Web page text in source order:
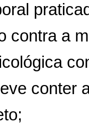
contra a
conter